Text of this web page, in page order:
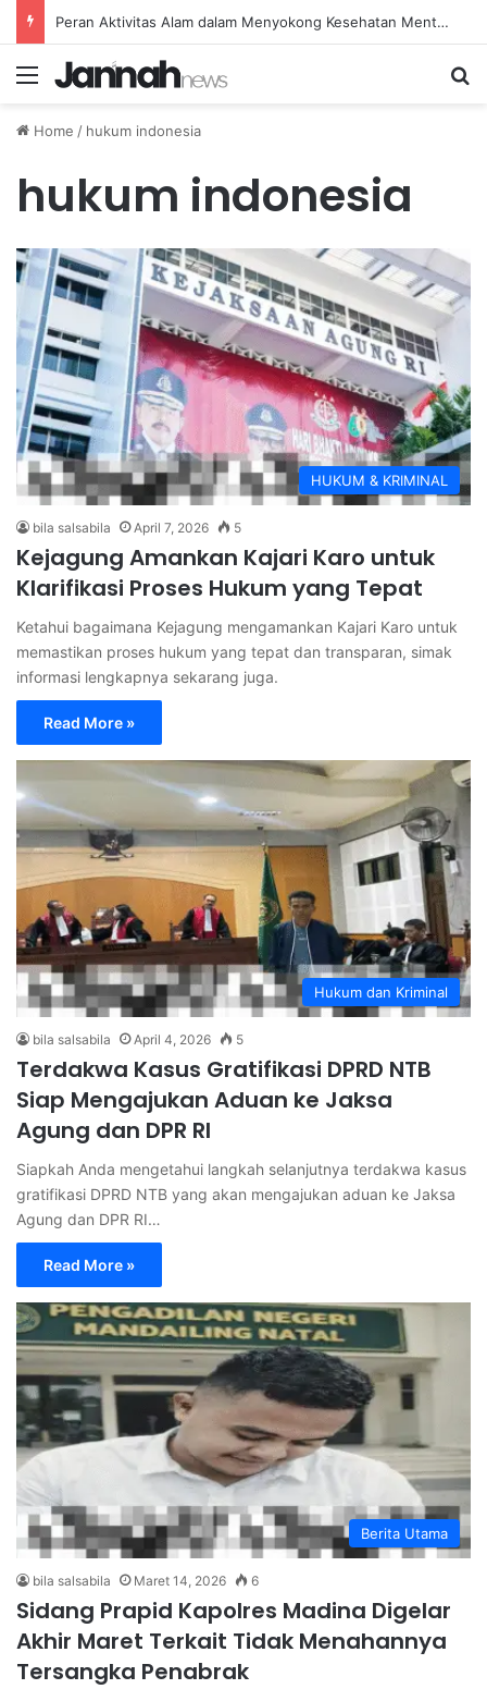
Peran Aktivitas Alam dalam Menyokong Kesehatan Mental dan Menenangkan Pikiran di Masa Sulit
Menu
Home / hukum indonesia
hukum indonesia
HUKUM & KRIMINAL
bila salsabila April 7, 2026 5
Kejagung Amankan Kajari Karo untuk
Klarifikasi Proses Hukum yang Tepat
Ketahui bagaimana Kejagung mengamankan Kajari Karo untuk
memastikan proses hukum yang tepat dan transparan, simak
informasi lengkapnya sekarang juga.
Read More »
Hukum dan Kriminal
bila salsabila April 4, 2026 5
Terdakwa Kasus Gratifikasi DPRD NTB
Siap Mengajukan Aduan ke Jaksa
Agung dan DPR RI
Siapkah Anda mengetahui langkah selanjutnya terdakwa kasus
gratifikasi DPRD NTB yang akan mengajukan aduan ke Jaksa
Agung dan DPR RI…
Read More »
Berita Utama
bila salsabila Maret 14, 2026 6
Sidang Prapid Kapolres Madina Digelar
Akhir Maret Terkait Tidak Menahannya
Tersangka Penabrak